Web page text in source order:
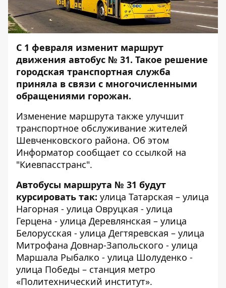
С 1 февраля изменит маршрут
движения автобус № 31. Такое решение
городская транспортная служба
приняла в связи с многочисленными
обращениями горожан.
Изменение маршрута также улучшит
транспортное обслуживание жителей
Шевченковского района. Об этом
Информатор сообщает со ссылкой на
"Киевпасcтранс".
Автобусы маршрута № 31 будут
курсировать так: улица Татарская – улица
Нагорная - улица Овруцкая - улица
Герцена - улица Деревлянская – улица
Белорусская - улица Дегтяревская – улица
Митрофана Довнар-Запольского - улица
Маршала Рыбалко - улица Шолуденко -
улица Победы – станция метро
«Политехнический институт».